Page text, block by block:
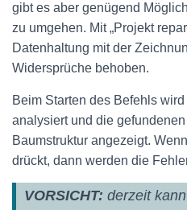
gibt es aber genügend
zu umgehen. Mit „Projekt
Datenhaltung mit der
Widersprüche behoben.
Beim Starten des Befehls
analysiert und die
Baumstruktur angezeigt.
drückt, dann werden die
VORSICHT: derzeit